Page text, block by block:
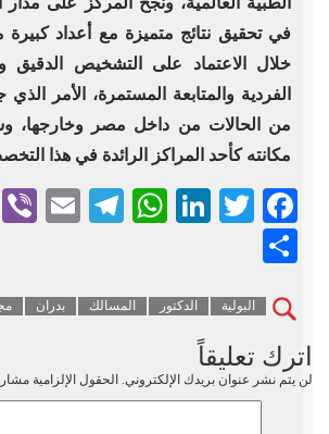
في تحقيق نتائج متميزة مع أعداد
خلال الاعتماد على التشخيص الدقيق
الفردية والمتابعة المستمرة، الأمر
من الحالات من داخل مصر وخارجها،
مكانته كأحد المراكز الرائدة في هذا
Facebook
Twitter
LinkedIn
البولية الدكتور المسالك بدران
اترك تعليقاً
لن يتم نشر عنوان بريدك الإلكتروني. الحقول الإلزامية مشار